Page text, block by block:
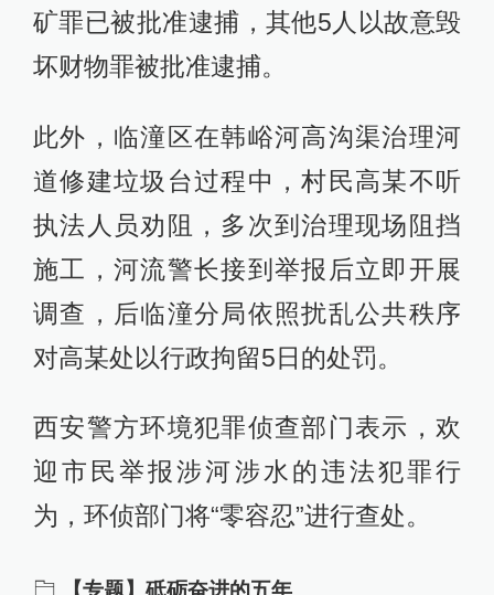
矿罪已被批准逮捕，其他5人以故意毁
坏财物罪被批准逮捕。
此外，临潼区在韩峪河高沟渠治理河
道修建垃圾台过程中，村民高某不听
执法人员劝阻，多次到治理现场阻挡
施工，河流警长接到举报后立即开展
调查，后临潼分局依照扰乱公共秩序
对高某处以行政拘留5日的处罚。
西安警方环境犯罪侦查部门表示，欢
迎市民举报涉河涉水的违法犯罪行
为，环侦部门将“零容忍”进行查处。
【专题】砥砺奋进的五年